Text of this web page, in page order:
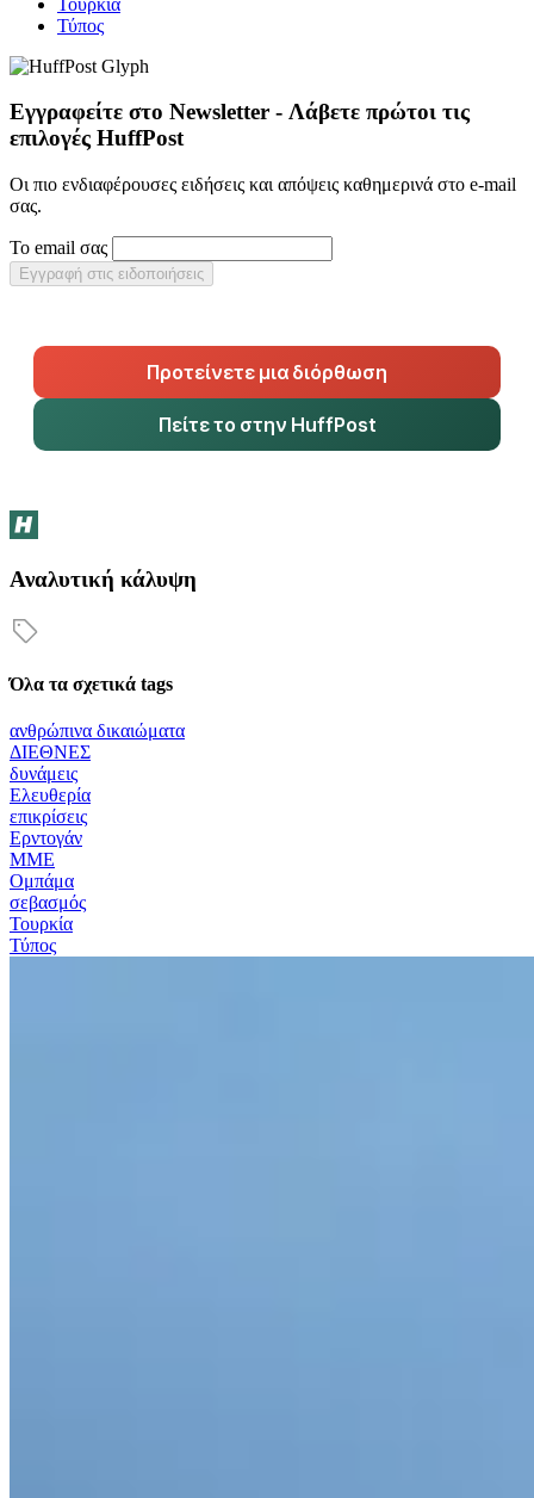
Τύπος
Εγγραφείτε στο Newsletter - Λάβετε πρώτοι τις
επιλογές HuffPost
Οι πιο ενδιαφέρουσες ειδήσεις και απόψεις καθημερινά στο e-mail
σας.
Το email σας
Εγγραφή στις ειδοποιήσεις
Προτείνετε μια διόρθωση
Πείτε το στην HuffPost
Αναλυτική κάλυψη
Όλα τα σχετικά tags
ανθρώπινα δικαιώματα
ΔΙΕΘΝΕΣ
δυνάμεις
Ελευθερία
επικρίσεις
Ερντογάν
ΜΜΕ
Ομπάμα
σεβασμός
Τουρκία
Τύπος